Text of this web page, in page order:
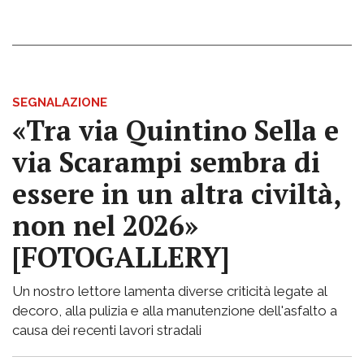
SEGNALAZIONE
«Tra via Quintino Sella e
via Scarampi sembra di
essere in un altra civiltà,
non nel 2026»
[FOTOGALLERY]
Un nostro lettore lamenta diverse criticità legate al
decoro, alla pulizia e alla manutenzione dell'asfalto a
causa dei recenti lavori stradali